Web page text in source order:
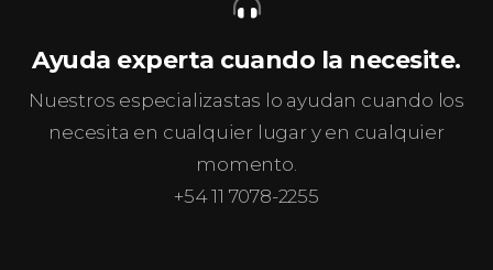
Ayuda experta cuando la necesite.
Nuestros especializastas lo ayudan cuando los
necesita en cualquier lugar y en cualquier
momento.
+54 11 7078-2255